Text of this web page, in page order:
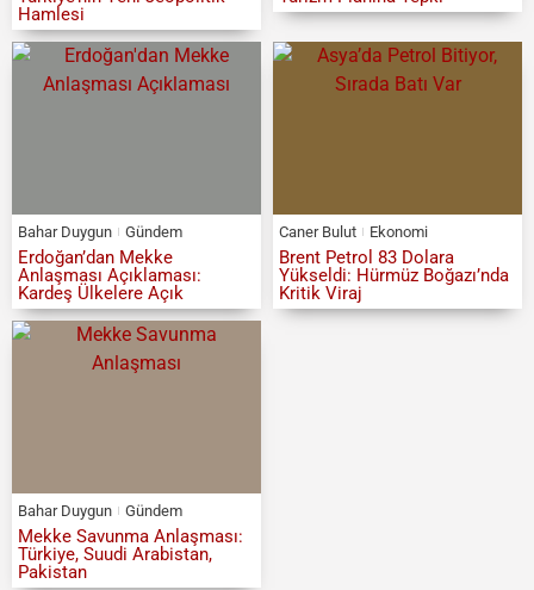
Hamlesi
Bahar Duygun Gündem
Erdoğan’dan Mekke
Anlaşması Açıklaması:
Kardeş Ülkelere Açık
Caner Bulut Ekonomi
Brent Petrol 83 Dolara
Yükseldi: Hürmüz Boğazı’nda
Kritik Viraj
Bahar Duygun Gündem
Mekke Savunma Anlaşması:
Türkiye, Suudi Arabistan,
Pakistan